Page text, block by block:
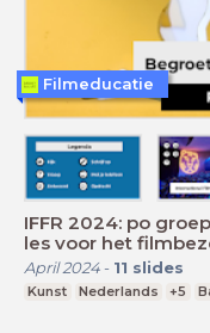
IFFR 2024: po
les voor het
April 2024- 11 slides
Kunst Nederlands +5
Filmeducatie